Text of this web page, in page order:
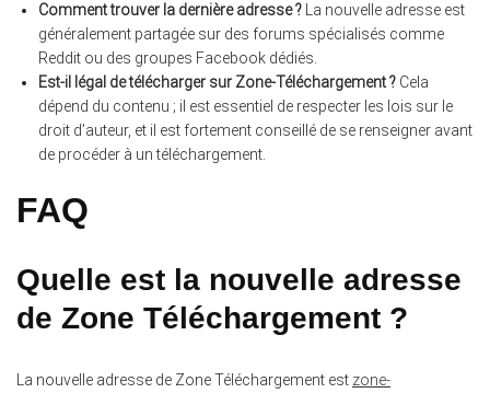
Comment trouver la dernière adresse ? La nouvelle adresse est
généralement partagée sur des forums spécialisés comme
Reddit ou des groupes Facebook dédiés.
Est-il légal de télécharger sur Zone-Téléchargement ? Cela
dépend du contenu ; il est essentiel de respecter les lois sur le
droit d’auteur, et il est fortement conseillé de se renseigner avant
de procéder à un téléchargement.
FAQ
Quelle est la nouvelle adresse
de Zone Téléchargement ?
La nouvelle adresse de Zone Téléchargement est zone-